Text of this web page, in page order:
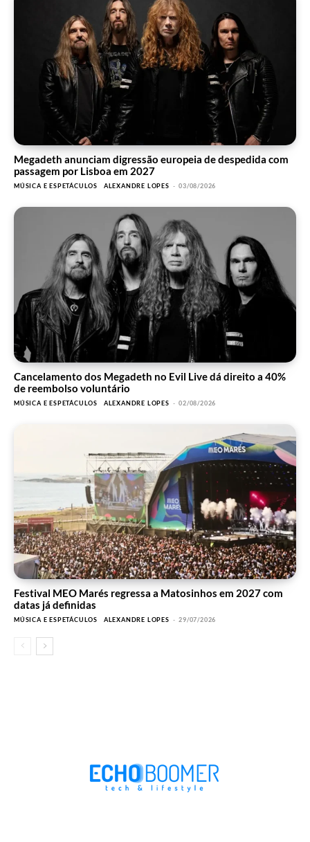
Megadeth anunciam digressão europeia de despedida com
passagem por Lisboa em 2027
MÚSICA E ESPETÁCULOS ALEXANDRE LOPES - 03/08/2026
Cancelamento dos Megadeth no Evil Live dá direito a 40%
de reembolso voluntário
MÚSICA E ESPETÁCULOS ALEXANDRE LOPES - 02/08/2026
Festival MEO Marés regressa a Matosinhos em 2027 com
datas já definidas
MÚSICA E ESPETÁCULOS ALEXANDRE LOPES - 29/07/2026